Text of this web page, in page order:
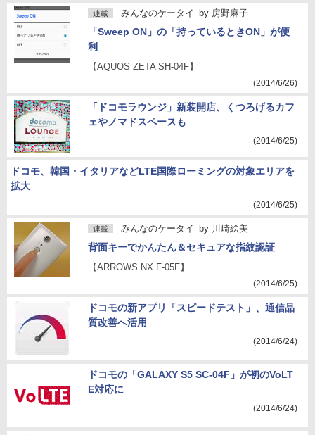
連載 みんなのケータイ by 房野麻子
「Sweep ON」の「持っているときON」が便
利
【AQUOS ZETA SH-04F】
(2014/6/26)
「ドコモラウンジ」新装開店、くつろげるカフ
ェやノマドスペースも
(2014/6/25)
ドコモ、韓国・イタリアなどLTE国際ローミングの対象エリアを
拡大
(2014/6/25)
連載 みんなのケータイ by 川崎絵美
背面キーでかんたん＆セキュアな指紋認証
【ARROWS NX F-05F】
(2014/6/25)
ドコモの新アプリ「スピードテスト」、通信品
質改善へ活用
(2014/6/24)
ドコモの「GALAXY S5 SC-04F」が初のVoLT
E対応に
(2014/6/24)